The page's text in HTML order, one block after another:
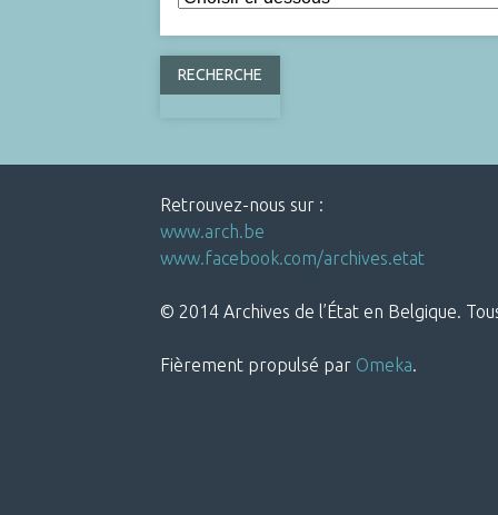
Retrouvez-nous sur :
www.arch.be
www.facebook.com/archives.etat
© 2014 Archives de l’État en Belgique.
Fièrement propulsé par Omeka.